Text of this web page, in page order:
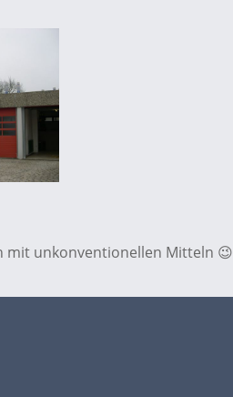
mit unkonventionellen Mitteln 😉